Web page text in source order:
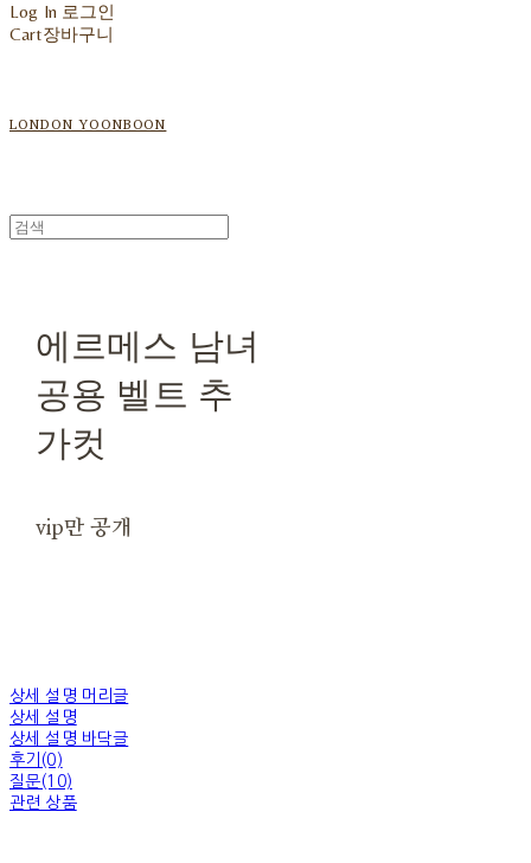
Log In 로그인
Cart장바구니
LONDON YOONBOON
에르메스 남녀
공용 벨트 추
가컷
vip만 공개
상세 설명 머리글
상세 설명
상세 설명 바닥글
후기(0)
질문(10)
관련 상품